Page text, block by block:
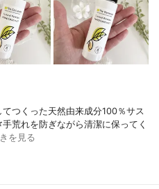
つくった天然由来成分100％サス
荒れを防ぎながら清潔に保ってく
を見る